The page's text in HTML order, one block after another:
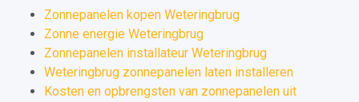
Zonnepanelen kopen Weteringbrug
Zonne energie Weteringbrug
Zonnepanelen installateur Weteringbrug
Weteringbrug zonnepanelen laten installeren
Kosten en opbrengsten van zonnepanelen uit